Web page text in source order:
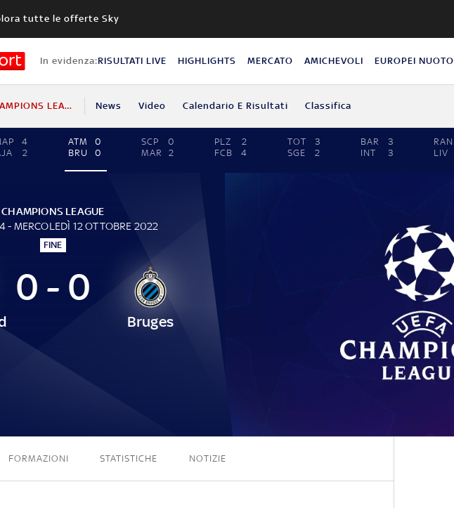
tutte le offerte Sky
In evidenza:RISULTATI LIVE HIGHLIGHTS MERCATO AMICHEVOLI EUROPEI NUOTO
CHAMPIONS LEAGUE News Video Calendario E Risultati Classifica
4
2
ATM
0
BRU
0
SCP
0
MAR
2
PLZ
2
FCB
4
TOT
3
SGE
2
BAR
3
INT
3
RAN
LIV
CHAMPIONS LEAGUE
- MERCOLEDÌ 12 OTTOBRE 2022
FINE
0 - 0
Bruges
FORMAZIONI STATISTICHE NOTIZIE